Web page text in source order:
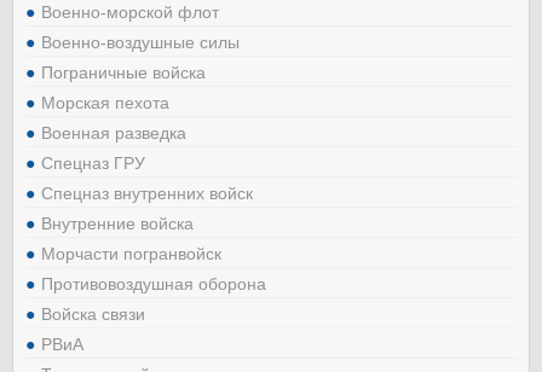
Военно-морской флот
Военно-воздушные силы
Пограничные войска
Морская пехота
Военная разведка
Спецназ ГРУ
Спецназ внутренних войск
Внутренние войска
Морчасти погранвойск
Противовоздушная оборона
Войска связи
РВиА